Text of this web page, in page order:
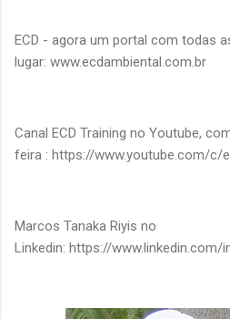
ECD - agora um portal com todas
lugar: www.ecdambiental.com.br
Canal ECD Training no Youtube,
feira : https://www.youtube.com/c/
Marcos Tanaka Riyis no
Linkedin: https://